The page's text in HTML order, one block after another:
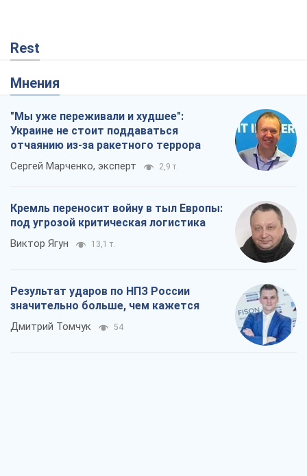
Rest
Мнения
"Мы уже переживали и худшее":
Украине не стоит поддаваться
отчаянию из-за ракетного террора
Сергей Марченко, эксперт 2,9 т.
Кремль переносит войну в тыл Европы:
под угрозой критическая логистика
Виктор Ягун 13,1 т.
Результат ударов по НПЗ России
значительно больше, чем кажется
Дмитрий Томчук 54